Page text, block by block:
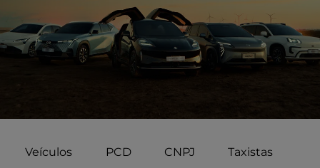
Veículos PCD CNPJ Taxistas